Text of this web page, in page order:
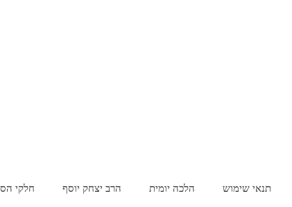
תנאי שימוש הלכה יומית הרב יצחק יוסף חלקי